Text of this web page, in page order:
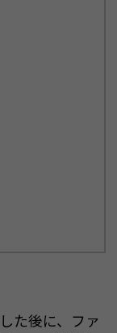
た後に、ファ